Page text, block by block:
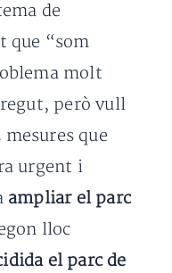
de
que “som
molt
però vull
que
urgent i
ampliar el parc
lloc
el parc de